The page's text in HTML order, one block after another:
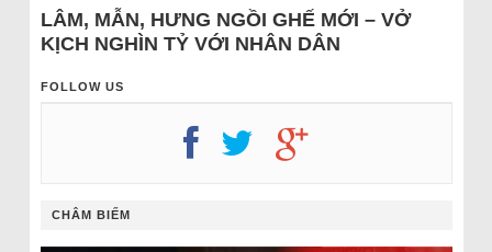
LÂM, MẪN, HƯNG NGỒI GHẾ MỚI – VỞ
KỊCH NGHÌN TỶ VỚI NHÂN DÂN
FOLLOW US
CHÂM BIẾM